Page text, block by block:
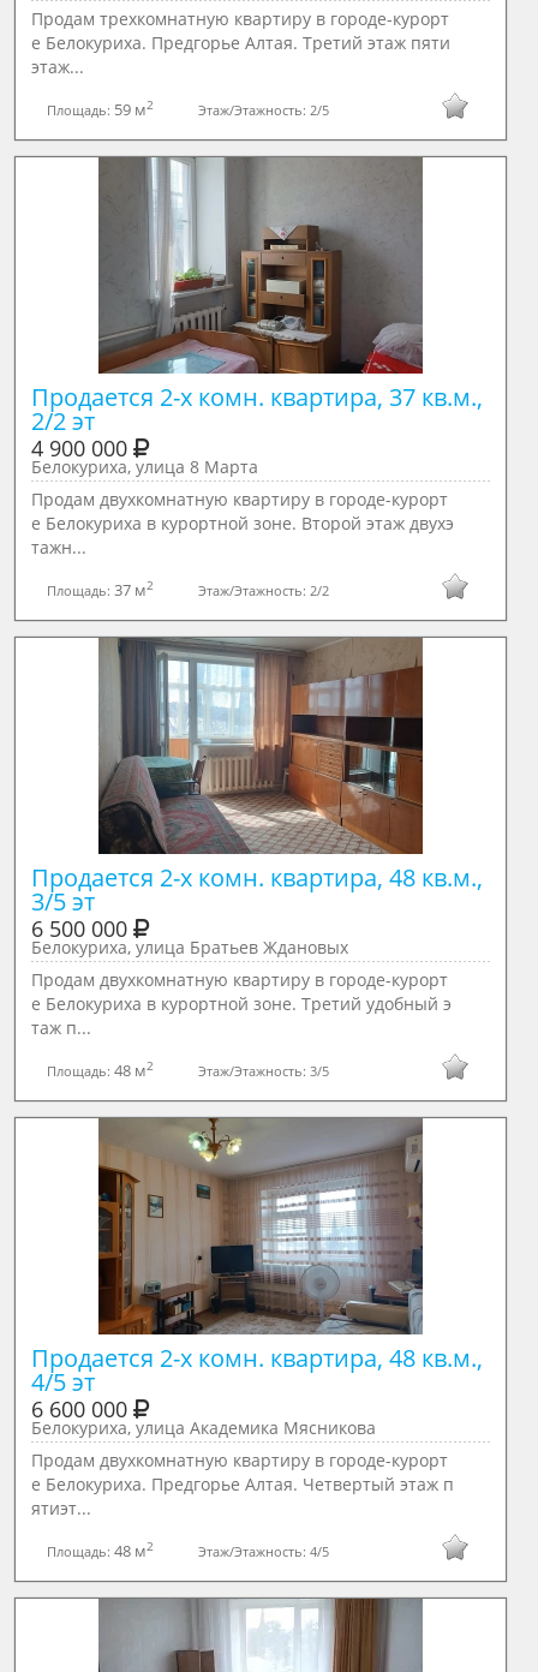
Продам трехкомнатную квартиру в городе-курорт
е Белокуриха. Предгорье Алтая. Третий этаж пяти
этаж...
Площадь: 59 м2 Этаж/Этажность: 2/5
Продается 2-х комн. квартира, 37 кв.м.,
2/2 эт
4 900 000
Белокуриха, улица 8 Марта
Продам двухкомнатную квартиру в городе-курорт
е Белокуриха в курортной зоне. Второй этаж двухэ
тажн...
Площадь:37 м2 Этаж/Этажность: 2/2
Продается 2-х комн. квартира, 48 кв.м.,
3/5 эт
6 500 000
Белокуриха, улица Братьев Ждановых
Продам двухкомнатную квартиру в городе-курорт
е Белокуриха в курортной зоне. Третий удобный э
таж п...
Площадь:48 м2 Этаж/Этажность: 3/5
Продается 2-х комн. квартира, 48 кв.м.,
4/5 эт
6 600 000
Белокуриха, улица Академика Мясникова
Продам двухкомнатную квартиру в городе-курорт
е Белокуриха. Предгорье Алтая. Четвертый этаж п
ятиэт...
Площадь:48 м2 Этаж/Этажность:4/5